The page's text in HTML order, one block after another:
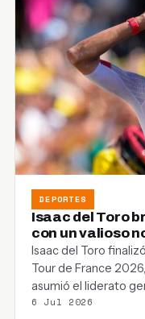
DEPORTES
Isaac del Toro
con un valioso
Isaac del Toro
Tour de France
asumió el liderato
6 Jul 2026